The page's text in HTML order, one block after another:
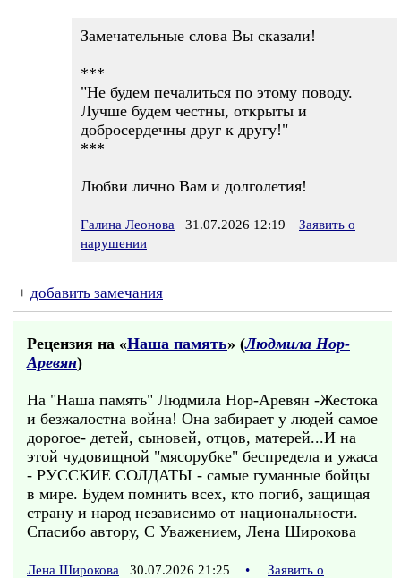
Замечательные слова Вы сказали!
***
"Не будем печалиться по этому поводу.
Лучше будем честны, открыты и
добросердечны друг к другу!"
***
Любви лично Вам и долголетия!
Галина Леонова 31.07.2026 12:19
Заявить о
нарушении
+ добавить замечания
Рецензия на «Наша память» (Людмила Нор-
Аревян)
На "Наша память" Людмила Нор-Аревян -Жестока
и безжалостна война! Она забирает у людей самое
дорогое- детей, сыновей, отцов, матерей...И на
этой чудовищной "мясорубке" беспредела и ужаса
- РУССКИЕ СОЛДАТЫ - самые гуманные бойцы
в мире. Будем помнить всех, кто погиб, защищая
страну и народ независимо от национальности.
Спасибо автору, С Уважением, Лена Широкова
Лена Широкова 30.07.2026 21:25 •
Заявить о